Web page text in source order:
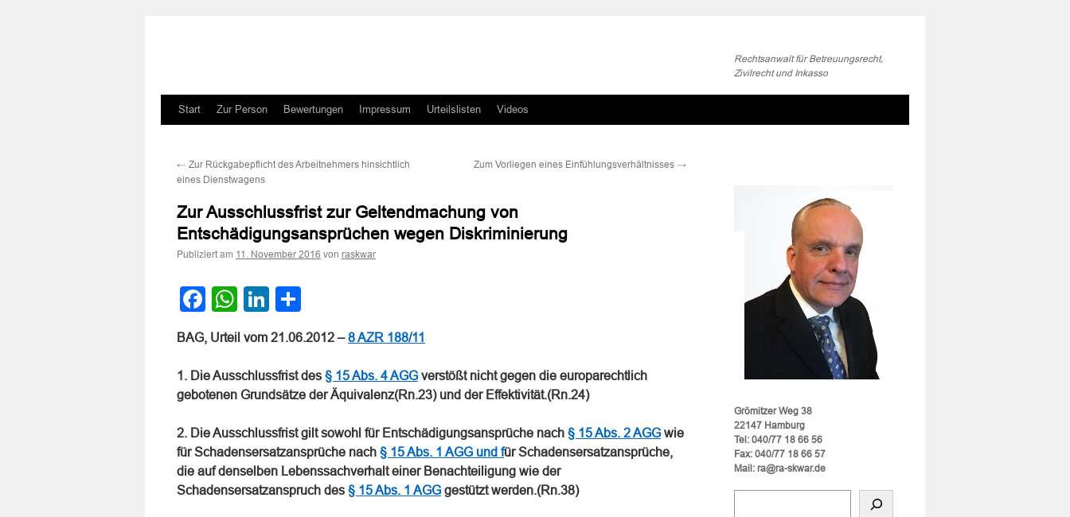
Rechtsanwalt für Betreuungsrecht,
Zivilrecht und Inkasso
Zum
springen
Start Zur Person Bewertungen Impressum Urteilslisten Videos
← Zur Rückgabepflicht des Arbeitnehmers hinsichtlich
eines Dienstwagens
Zum Vorliegen eines Einfühlungsverhältnisses →
Zur Ausschlussfrist zur Geltendmachung von
Entschädigungsansprüchen wegen Diskriminierung
Publiziert am 11. November 2016 von raskwar
Facebook
WhatsApp
LinkedIn
BAG, Urteil vom 21.06.2012 –8 AZR 188/11
1. Die Ausschlussfrist des § 15 Abs. 4 AGGverstößt nicht gegen die europarechtlich
gebotenen Grundsätze der Äquivalenz(Rn.23) und der Effektivität.(Rn.24)
2. Die Ausschlussfrist gilt sowohl für Entschädigungsansprüche nach § 15 Abs. 2 AGGwie
für Schadensersatzansprüche nach § 15 Abs. 1 AGG und für Schadensersatzansprüche,
die auf denselben Lebenssachverhalt einer Benachteiligung wie der
Schadensersatzanspruch des § 15 Abs. 1 AGGgestützt werden.(Rn.38)
Grömitzer Weg 38
22147 Hamburg
Tel: 040/77 18 66 56
Fax: 040/77 18 66 57
Mail: ra@ra-skwar.de